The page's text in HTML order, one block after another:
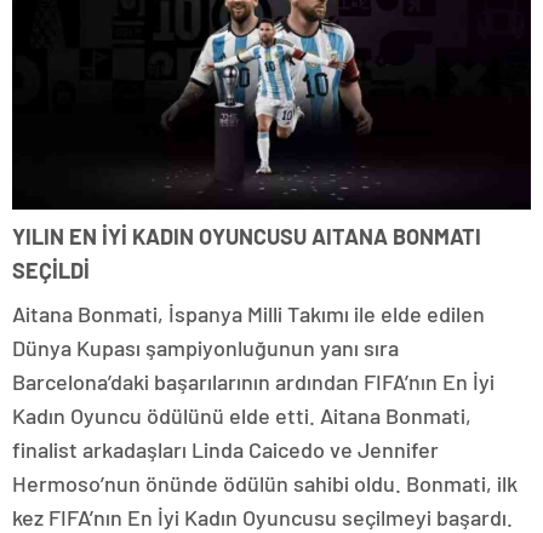
YILIN EN İYİ KADIN OYUNCUSU AITANA BONMATI
SEÇİLDİ
Aitana Bonmati, İspanya Milli Takımı ile elde edilen
Dünya Kupası şampiyonluğunun yanı sıra
Barcelona’daki başarılarının ardından FIFA’nın En İyi
Kadın Oyuncu ödülünü elde etti. Aitana Bonmati,
finalist arkadaşları Linda Caicedo ve Jennifer
Hermoso’nun önünde ödülün sahibi oldu. Bonmati, ilk
kez FIFA’nın En İyi Kadın Oyuncusu seçilmeyi başardı.